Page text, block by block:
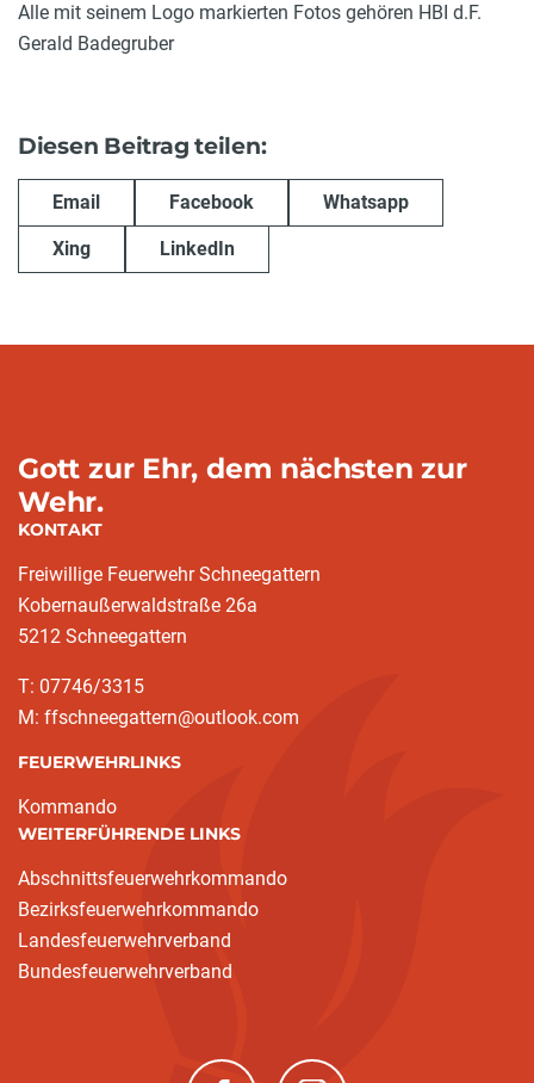
Alle mit seinem Logo markierten Fotos gehören HBI d.F.
Gerald Badegruber
Diesen Beitrag teilen:
Email Facebook Whatsapp
Xing LinkedIn
Gott zur Ehr, dem nächsten zur
Wehr.
KONTAKT
Freiwillige Feuerwehr Schneegattern
Kobernaußerwaldstraße 26a
5212 Schneegattern
T: 07746/3315
M: ffschneegattern@outlook.com
FEUERWEHRLINKS
Kommando
WEITERFÜHRENDE LINKS
Abschnittsfeuerwehrkommando
Bezirksfeuerwehrkommando
Landesfeuerwehrverband
Bundesfeuerwehrverband